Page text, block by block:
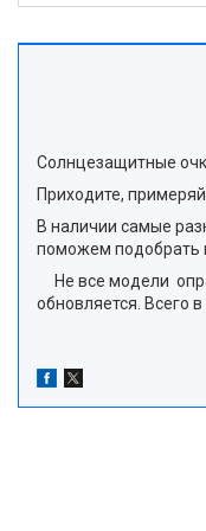
Солнцезащитные
Приходите,
В наличии самые
поможем подобрать
Не все модели
обновляется. Всего